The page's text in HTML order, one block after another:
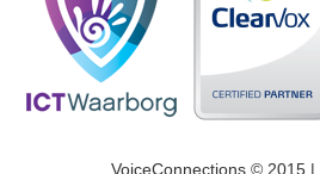
VoiceConnections © 2015 |